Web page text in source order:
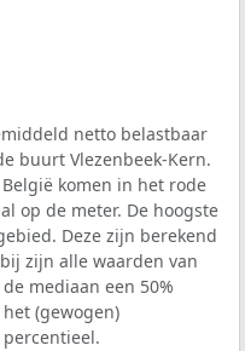
netto belastbaar
buurt Vlezenbeek-Kern.
komen in het rode
op de meter. De hoogste
Deze zijn berekend
zijn alle waarden van
mediaan een 50%
(gewogen)